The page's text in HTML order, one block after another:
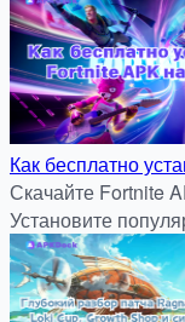
Как бесплатно
Скачайте Fortnite
Установите
графикой и
загрузка и